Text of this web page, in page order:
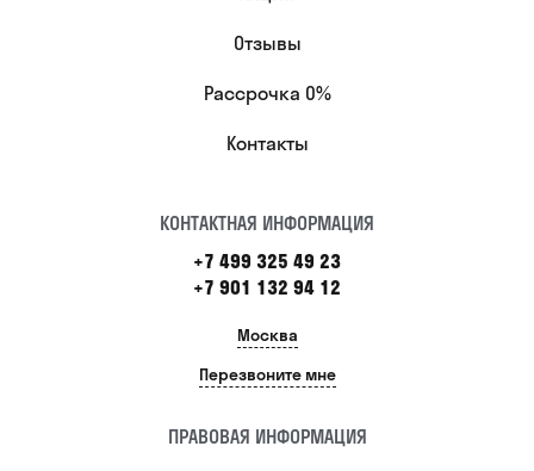
Отзывы
Рассрочка 0%
Контакты
КОНТАКТНАЯ ИНФОРМАЦИЯ
+7 499 325 49 23
+7 901 132 94 12
Москва
Перезвоните мне
ПРАВОВАЯ ИНФОРМАЦИЯ